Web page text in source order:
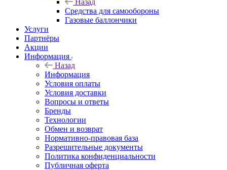
Назад
Средства для самообороны
Газовые баллончики
Услуги
Партнёры
Акции
Информация
Назад
Информация
Условия оплаты
Условия доставки
Вопросы и ответы
Бренды
Технологии
Обмен и возврат
Нормативно-правовая база
Разрешительные документы
Политика конфиденциальности
Публичная оферта